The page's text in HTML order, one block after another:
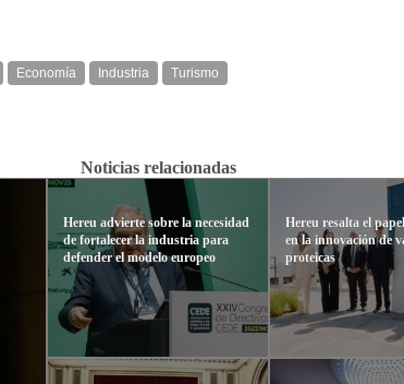
Economía Industria Turismo
Noticias relacionadas
Hereu advierte sobre la necesidad
de fortalecer la industria para
defender el modelo europeo
Hereu resalta el
en la innovación de
proteicas